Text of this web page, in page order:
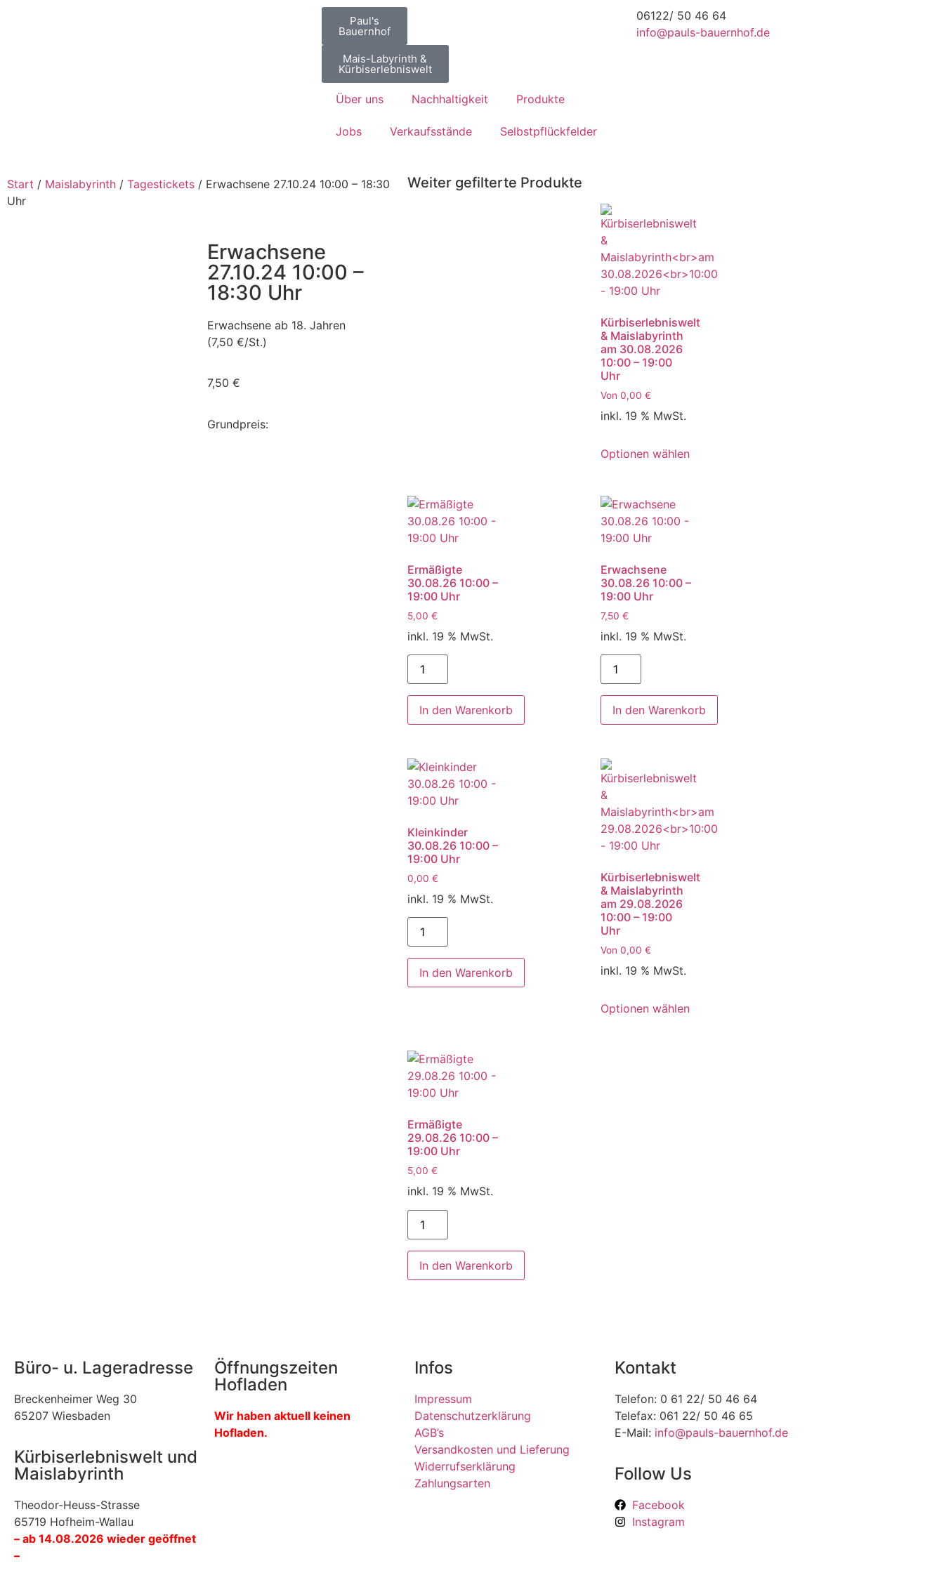
Paul's
Bauernhof
Mais-Labyrinth &
Kürbiserlebniswelt
Über uns Nachhaltigkeit Produkte
Jobs Verkaufsstände Selbstpflückfelder
06122/ 50 46 64
info@pauls-bauernhof.de
Start / Maislabyrinth / Tagestickets / Erwachsene 27.10.24 10:00 – 18:30
Uhr
Erwachsene
27.10.24 10:00 –
18:30 Uhr
Erwachsene ab 18. Jahren
(7,50 €/St.)
7,50 €
Grundpreis:
Weiter gefilterte Produkte
Kürbiserlebniswelt
& Maislabyrinth
am 30.08.2026
10:00 – 19:00
Uhr
Von 0,00 €
inkl. 19 % MwSt.
Optionen wählen
Ermäßigte
30.08.26 10:00 –
19:00 Uhr
5,00 €
inkl. 19 % MwSt.
In den Warenkorb
Erwachsene
30.08.26 10:00 –
19:00 Uhr
7,50 €
inkl. 19 % MwSt.
In den Warenkorb
Kleinkinder
30.08.26 10:00 –
19:00 Uhr
0,00 €
inkl. 19 % MwSt.
In den Warenkorb
Kürbiserlebniswelt
& Maislabyrinth
am 29.08.2026
10:00 – 19:00
Uhr
Von 0,00 €
inkl. 19 % MwSt.
Optionen wählen
Ermäßigte
29.08.26 10:00 –
19:00 Uhr
5,00 €
inkl. 19 % MwSt.
In den Warenkorb
Büro- u. Lageradresse
Breckenheimer Weg 30
65207 Wiesbaden
Kürbiserlebniswelt und
Maislabyrinth
Theodor-Heuss-Strasse
65719 Hofheim-Wallau
– ab 14.08.2026 wieder geöffnet
–
Öffnungszeiten
Hofladen
Wir haben aktuell keinen
Hofladen.
Infos
Impressum
Datenschutzerklärung
AGB’s
Versandkosten und Lieferung
Widerrufserklärung
Zahlungsarten
Kontakt
Telefon: 0 61 22/ 50 46 64
Telefax: 061 22/ 50 46 65
E-Mail: info@pauls-bauernhof.de
Follow Us
Facebook
Instagram